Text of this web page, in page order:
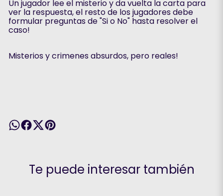
Un jugador lee el misterio y da vuelta la carta para
ver la respuesta, el resto de los jugadores debe
formular preguntas de "Si o No" hasta resolver el
caso!
Misterios y crimenes absurdos, pero reales!
Te puede interesar también